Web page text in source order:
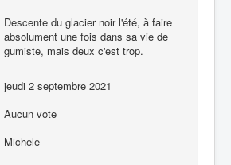
Descente du glacier noir l'été, à faire
absolument une fois dans sa vie de
gumiste, mais deux c'est trop.
jeudi 2 septembre 2021
Aucun vote
Michele